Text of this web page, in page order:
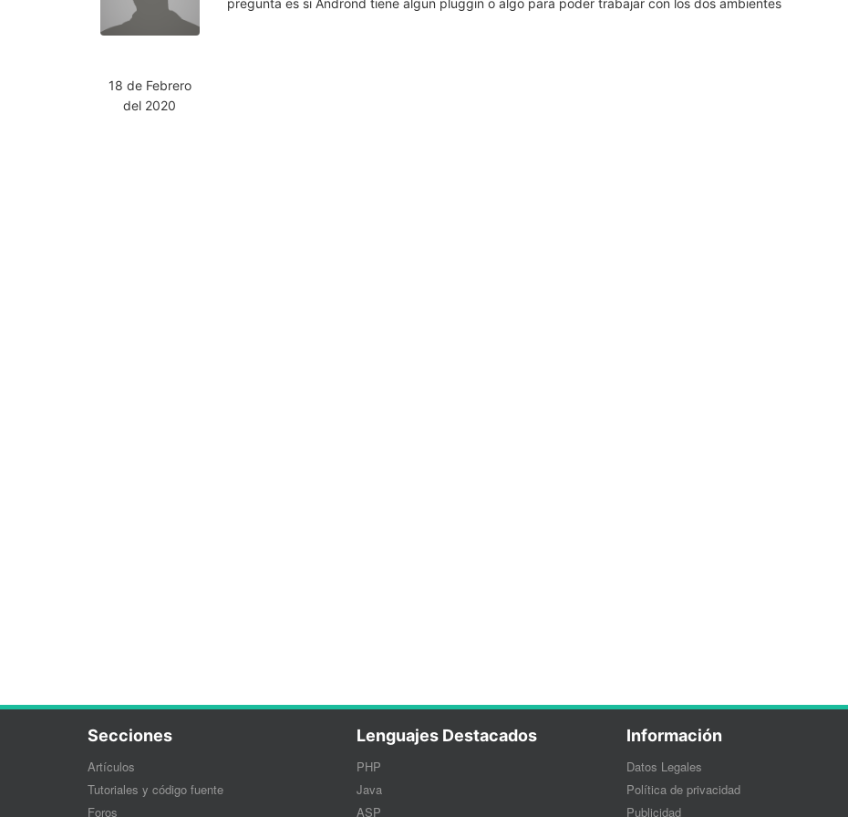
18 de Febrero
del 2020
Secciones
Artículos
Tutoriales y código fuente
Foros
Lenguajes Destacados
PHP
Java
ASP
Información
Datos Legales
Política de privacidad
Publicidad